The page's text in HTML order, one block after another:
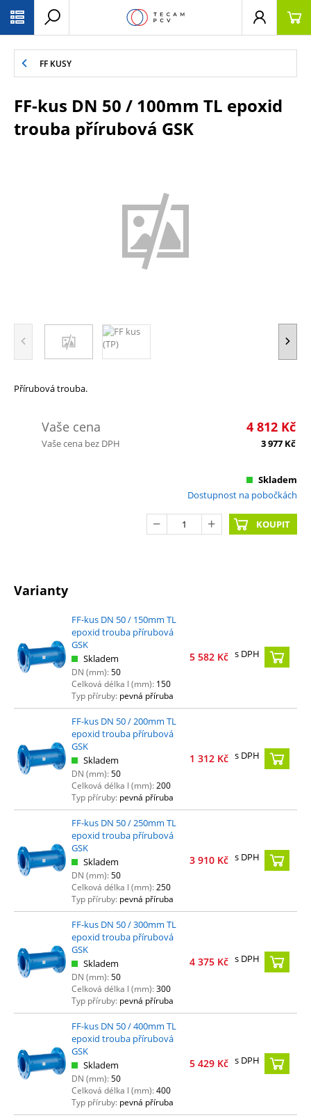
FF KUSY
FF-kus DN 50 / 100mm TL epoxid
trouba přírubová GSK
Přírubová trouba.
Vaše cena 4 812 Kč
Vaše cena bez DPH 3 977 Kč
Skladem
Dostupnost na pobočkách
KOUPIT
Varianty
FF-kus DN 50 / 150mm TL
epoxid trouba přírubová
GSK
Skladem
DN (mm):50
Celková délka l (mm): 150
Typ příruby: pevná příruba
5 582 Kč s DPH
FF-kus DN 50 / 200mm TL
epoxid trouba přírubová
GSK
Skladem
DN (mm):50
Celková délka l (mm):200
Typ příruby: pevná příruba
1 312 Kč s DPH
FF-kus DN 50 / 250mm TL
epoxid trouba přírubová
GSK
Skladem
DN (mm):50
Celková délka l (mm):250
Typ příruby: pevná příruba
3 910 Kč s DPH
FF-kus DN 50 / 300mm TL
epoxid trouba přírubová
GSK
Skladem
DN (mm):50
Celková délka l (mm):300
Typ příruby: pevná příruba
4 375 Kč s DPH
FF-kus DN 50 / 400mm TL
epoxid trouba přírubová
GSK
Skladem
DN (mm):50
Celková délka l (mm):400
Typ příruby: pevná příruba
5 429 Kč s DPH